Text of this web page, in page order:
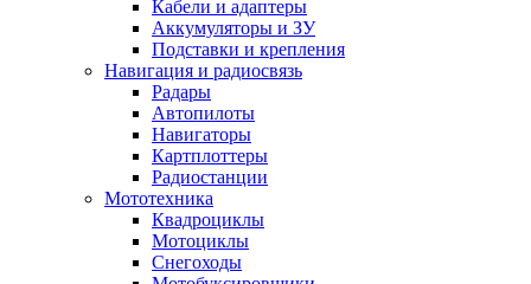
Кабели и адаптеры
Аккумуляторы и ЗУ
Подставки и крепления
Навигация и радиосвязь
Радары
Автопилоты
Навигаторы
Картплоттеры
Радиостанции
Мототехника
Квадроциклы
Мотоциклы
Снегоходы